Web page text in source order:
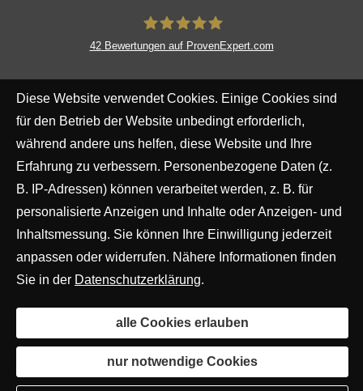
42Bewertungen auf ProvenExpert.com
Diese Website verwendet Cookies. Einige Cookies sind
für den Betrieb der Website unbedingt erforderlich,
während andere uns helfen, diese Website und Ihre
Erfahrung zu verbessern. Personenbezogene Daten (z.
B. IP-Adressen) können verarbeitet werden, z. B. für
personalisierte Anzeigen und Inhalte oder Anzeigen- und
Inhaltsmessung. Sie können Ihre Einwilligung jederzeit
anpassen oder widerrufen. Nähere Informationen finden
Sie in der Datenschutzerklärung.
alle Cookies erlauben
nur notwendige Cookies